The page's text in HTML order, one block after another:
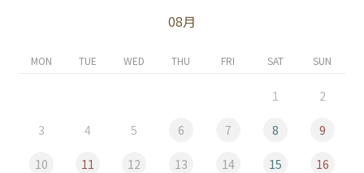
08月
MON TUE WED THU FRI SAT SUN
1 2
3 4 5 6 7 8 9
10 11 12 13 14 15 16